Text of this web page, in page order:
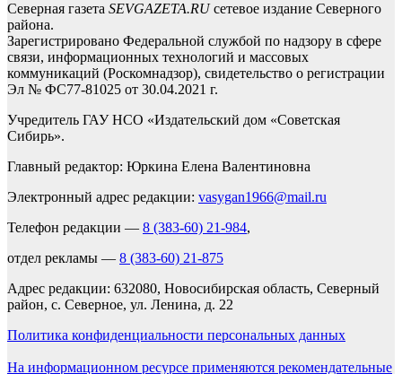
Северная газета SEVGAZETA.RUсетевое издание Северного
района.
Зарегистрировано Федеральной службой по надзору в сфере
связи, информационных технологий и массовых
коммуникаций (Роскомнадзор), свидетельство о регистрации
Эл № ФС77-81025 от 30.04.2021 г.
Учредитель ГАУ НСО «Издательский дом «Советская
Сибирь».
Главный редактор: Юркина Елена Валентиновна
Электронный адрес редакции: vasygan1966@mail.ru
Телефон редакции — 8 (383-60) 21-984,
отдел рекламы — 8 (383-60) 21-875
Адрес редакции: 632080, Новосибирская область, Северный
район, с. Северное, ул. Ленина, д. 22
Политика конфиденциальности персональных данных
На информационном ресурсе применяются рекомендательные